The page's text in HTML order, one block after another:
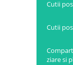
Cutii
Cutii
ziare si